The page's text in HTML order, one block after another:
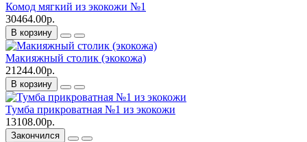
Комод мягкий из экокожи №1
30464.00р.
В корзину
Макияжный столик (экокожа)
21244.00р.
В корзину
Тумба прикроватная №1 из экокожи
13108.00р.
Закончился